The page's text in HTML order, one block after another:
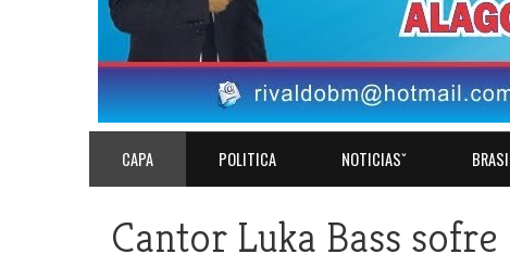
CAPA POLITICA NOTICIASˇ
Cantor Luka Bass